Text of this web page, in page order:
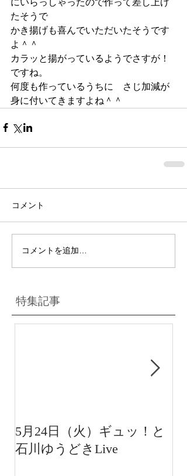
たそうで
かき揚げも喜んでいただいたそうです
よ＾＾
カラッと揚がっているようでさすが！
ですね。
何度も作っているうちに　さじ加減が
身に付いてきますよね＾＾
コメント
コメントを追加…
特集記事
5月24日（火）ギュッ！と
石川ゆうどきLive